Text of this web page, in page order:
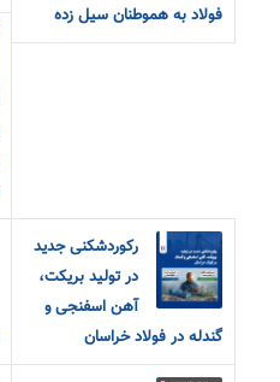
فولاد به هموطنان سیل زده
رکوردشکنی جدید
در تولید بریکت،
آهن اسفنجی و
گندله در فولاد خراسان